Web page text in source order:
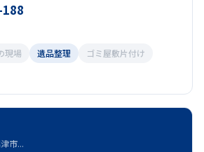
現場 遺品整理
ゴミ屋敷片付け
市...